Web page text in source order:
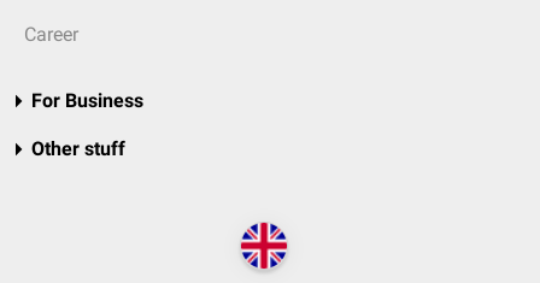
Career
For Business
Other stuff